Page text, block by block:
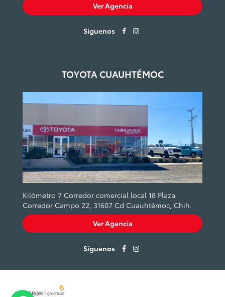
Ver Agencia
Síguenos
TOYOTA CUAUHTÉMOC
Kilómetro 7 Corredor comercial local 18 Plaza
Corredor Campo 22, 31607 Cd Cuauhtémoc, Chih.
Ver Agencia
Síguenos